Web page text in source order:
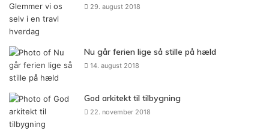
29. august 2018
Nu går ferien lige så stille på hæld
14. august 2018
God arkitekt til tilbygning
22. november 2018